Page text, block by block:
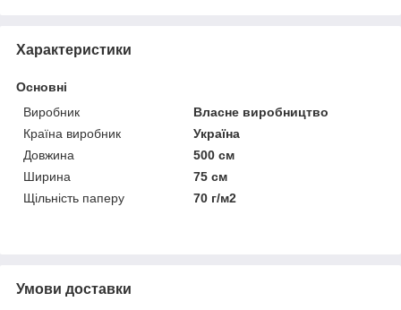
Характеристики
Основні
Виробник
Власне виробництво
Країна виробник
Україна
Довжина
500 см
Ширина
75 см
Щільність паперу
70 г/м2
Умови доставки